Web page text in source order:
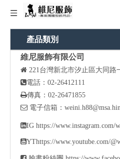
產品類別
維尼服飾有限公司
 221台灣新北市汐止區大同路
電話：02-26412111
傳真：02-26471855
 電子信箱：
IG https://www.instagram.com/
YThttps://www.youtube.com/